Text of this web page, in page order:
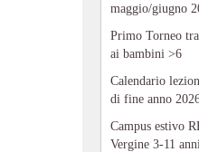
maggio/giugno
Primo Torneo
ai bambini >6
Calendario
di fine anno
Campus estivo
Vergine 3-11 anni